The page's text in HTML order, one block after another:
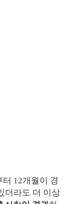
12개월이 경
더라도 더 이상